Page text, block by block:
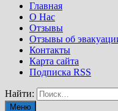
Главная
О Нас
Отзывы
Отзывы об
Контакты
Карта сайта
Подписка RSS
Найти:
Меню